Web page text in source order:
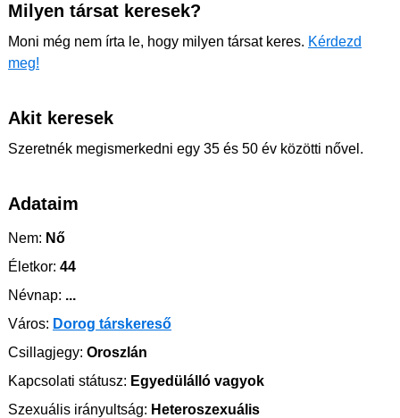
Milyen társat keresek?
Moni még nem írta le, hogy milyen társat keres. Kérdezd
meg!
Akit keresek
Szeretnék megismerkedni egy 35 és 50 év közötti nővel.
Adataim
Nem: Nő
Életkor: 44
Névnap: ...
Város: Dorog társkereső
Csillagjegy: Oroszlán
Kapcsolati státusz: Egyedülálló vagyok
Szexuális irányultság: Heteroszexuális